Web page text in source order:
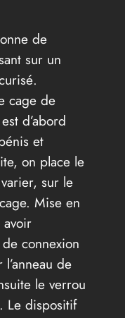
de
sur un
cage de
d’abord
et
on place le
sur le
Mise en
connexion
de
le verrou
Le dispositif